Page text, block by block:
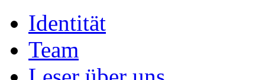
Identität
Team